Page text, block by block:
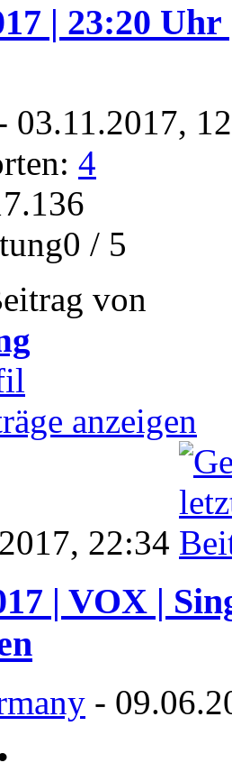
| 23:20
03.11.2017,
4
/ 5
von
anzeigen
22:34
| VOX |
-